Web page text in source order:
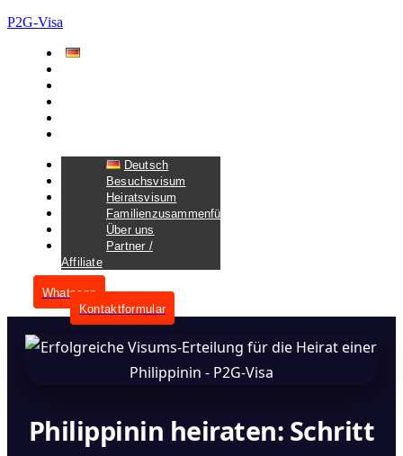
P2G-Visa
Deutsch
Besuchsvisum
Heiratsvisum
Familienzusammenführungsvisum
Über uns
Partner /
Affiliate
Whatsapp
Kontaktformular
Philippinin heiraten: Schritt